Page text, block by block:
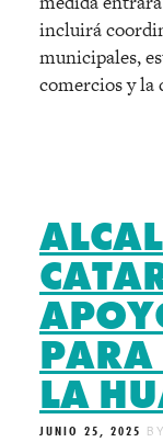
incluirá
municipales,
comercios y la
PARA
LA
JUNIO 25, 2025 BY